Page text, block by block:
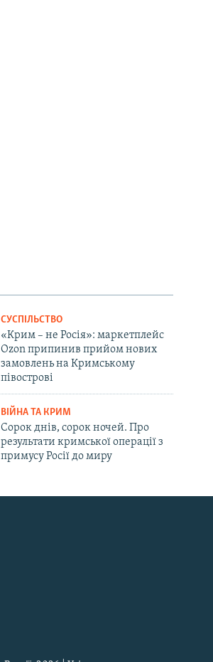
СУСПІЛЬСТВО
«Крим – не Росія»: маркетплейс
Ozon припинив прийом нових
замовлень на Кримському
півострові
ВІЙНА ТА КРИМ
Сорок днів, сорок ночей. Про
результати кримської операції з
примусу Росії до миру